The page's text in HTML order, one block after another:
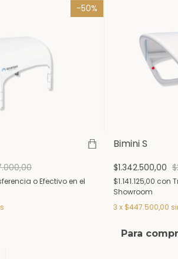
-50%
o Efectivo en el
Bimini S
$1.342.500,00
$1.141.125,00 con
Showroom
3 x $447.500,00
Para